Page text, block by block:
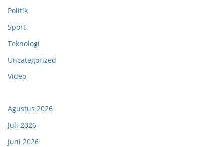
Politik
Sport
Teknologi
Uncategorized
Video
Agustus 2026
Juli 2026
Juni 2026